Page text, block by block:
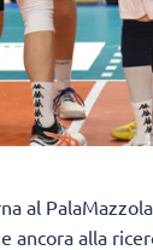
al
ancora alla